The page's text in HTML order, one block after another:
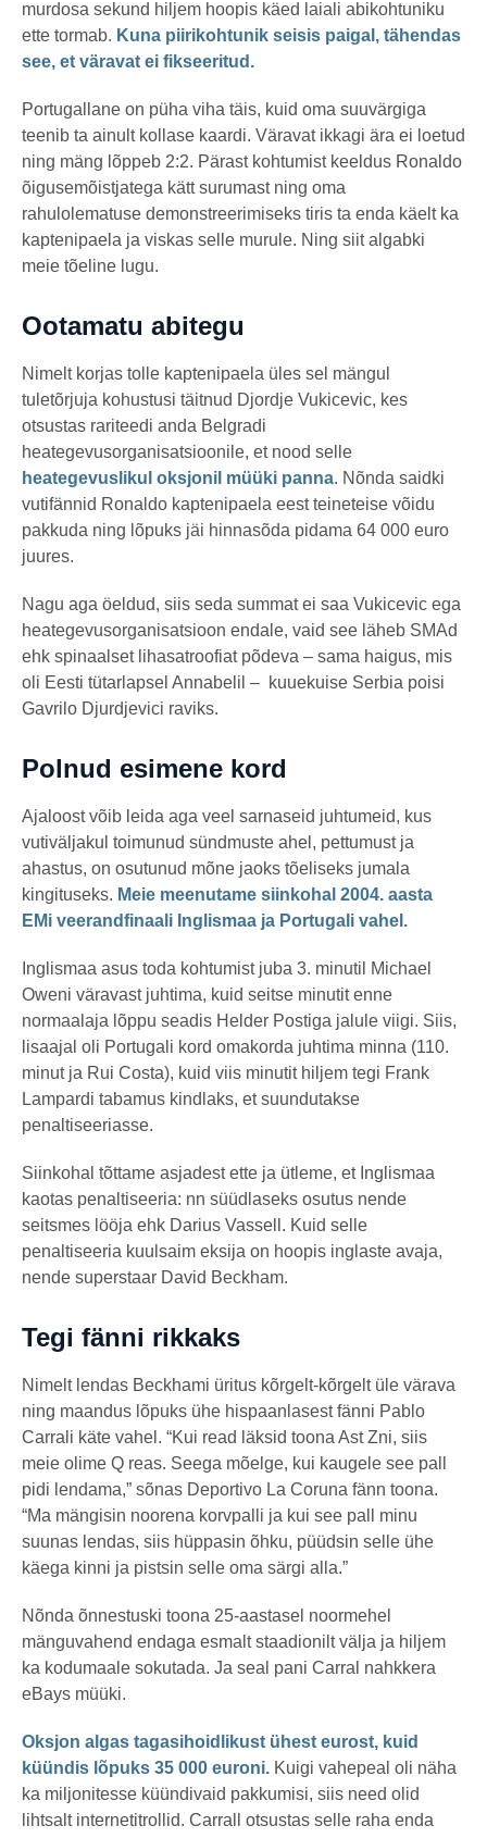
murdosa sekund hiljem hoopis käed laiali abikohtuniku
ette tormab. Kuna piirikohtunik seisis paigal, tähendas
see, et väravat ei fikseeritud.
Portugallane on püha viha täis, kuid oma suuvärgiga
teenib ta ainult kollase kaardi. Väravat ikkagi ära ei loetud
ning mäng lõppeb 2:2. Pärast kohtumist keeldus Ronaldo
õigusemõistjatega kätt surumast ning oma
rahulolematuse demonstreerimiseks tiris ta enda käelt ka
kaptenipaela ja viskas selle murule. Ning siit algabki
meie tõeline lugu.
Ootamatu abitegu
Nimelt korjas tolle kaptenipaela üles sel mängul
tuletõrjuja kohustusi täitnud Djordje Vukicevic, kes
otsustas rariteedi anda Belgradi
heategevusorganisatsioonile, et nood selle
heategevuslikul oksjonil müüki panna. Nõnda saidki
vutifännid Ronaldo kaptenipaela eest teineteise võidu
pakkuda ning lõpuks jäi hinnasõda pidama 64 000 euro
juures.
Nagu aga öeldud, siis seda summat ei saa Vukicevic ega
heategevusorganisatsioon endale, vaid see läheb SMAd
ehk spinaalset lihasatroofiat põdeva – sama haigus, mis
oli Eesti tütarlapsel Annabelil – kuuekuise Serbia poisi
Gavrilo Djurdjevici raviks.
Polnud esimene kord
Ajaloost võib leida aga veel sarnaseid juhtumeid, kus
vutiväljakul toimunud sündmuste ahel, pettumust ja
ahastus, on osutunud mõne jaoks tõeliseks jumala
kingituseks. Meie meenutame siinkohal 2004. aasta
EMi veerandfinaali Inglismaa ja Portugali vahel.
Inglismaa asus toda kohtumist juba 3. minutil Michael
Oweni väravast juhtima, kuid seitse minutit enne
normaalaja lõppu seadis Helder Postiga jalule viigi. Siis,
lisaajal oli Portugali kord omakorda juhtima minna (110.
minut ja Rui Costa), kuid viis minutit hiljem tegi Frank
Lampardi tabamus kindlaks, et suundutakse
penaltiseeriasse.
Siinkohal tõttame asjadest ette ja ütleme, et Inglismaa
kaotas penaltiseeria: nn süüdlaseks osutus nende
seitsmes lööja ehk Darius Vassell. Kuid selle
penaltiseeria kuulsaim eksija on hoopis inglaste avaja,
nende superstaar David Beckham.
Tegi fänni rikkaks
Nimelt lendas Beckhami üritus kõrgelt-kõrgelt üle värava
ning maandus lõpuks ühe hispaanlasest fänni Pablo
Carrali käte vahel. “Kui read läksid toona Ast Zni, siis
meie olime Q reas. Seega mõelge, kui kaugele see pall
pidi lendama,” sõnas Deportivo La Coruna fänn toona.
“Ma mängisin noorena korvpalli ja kui see pall minu
suunas lendas, siis hüppasin õhku, püüdsin selle ühe
käega kinni ja pistsin selle oma särgi alla.”
Nõnda õnnestuski toona 25-aastasel noormehel
mänguvahend endaga esmalt staadionilt välja ja hiljem
ka kodumaale sokutada. Ja seal pani Carral nahkkera
eBays müüki.
Oksjon algas tagasihoidlikust ühest eurost, kuid
küündis lõpuks 35 000 euroni. Kuigi vahepeal oli näha
ka miljonitesse küündivaid pakkumisi, siis need olid
lihtsalt internetitrollid. Carrall otsustas selle raha enda